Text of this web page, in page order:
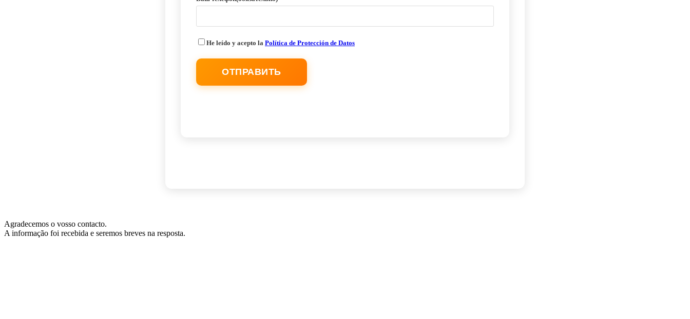
He leído y acepto la Política de Protección de Datos
ОТПРАВИТЬ
Agradecemos o vosso contacto.
A informação foi recebida e seremos breves na resposta.